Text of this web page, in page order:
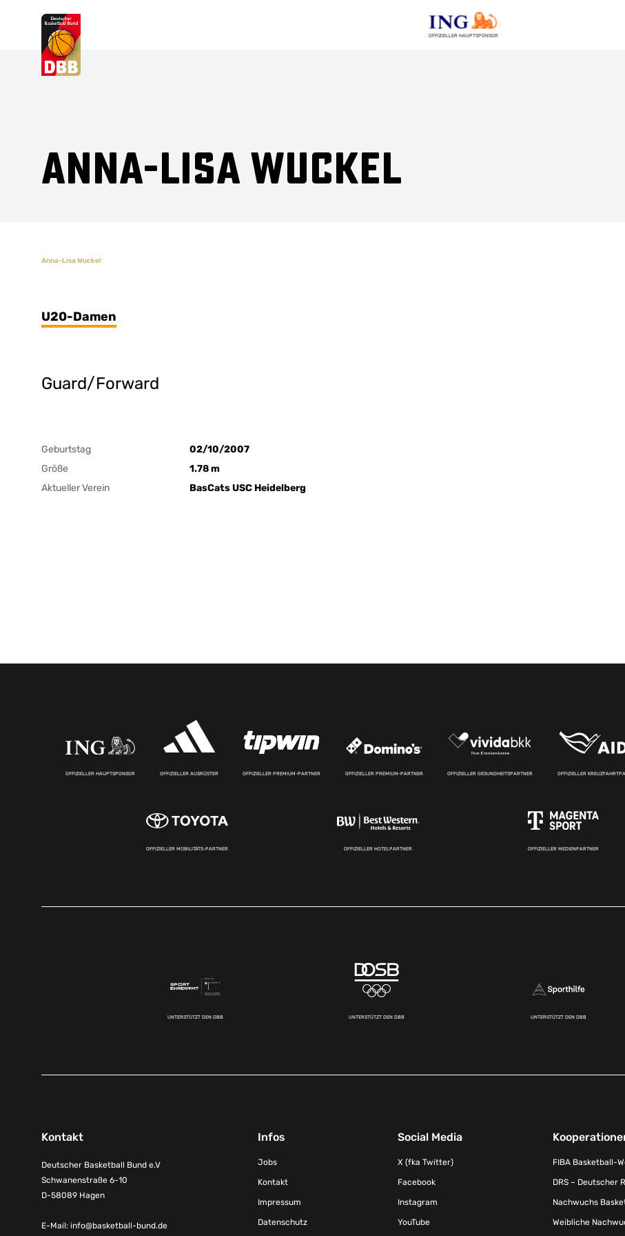
OFFIZIELLER HAUPTSPONSOR
Suchvorschläge
Anna-Lisa Wuckel
Anna-Lisa Wuckel
U20-Damen
Guard/Forward
Geburtstag
02/10/2007
Größe
1.78 m
Aktueller Verein
BasCats USC Heidelberg
OFFIZIELLER HAUPTSPONSOR OFFIZIELLER AUSRÜSTER OFFIZIELLER PREMIUM-PARTNER OFFIZIELLER PREMIUM-PARTNER OFFIZIELLER GESUNDHEITSPARTNER OFFIZIELLER
OFFIZIELLER MOBILITÄTS-PARTNER OFFIZIELLER HOTELPARTNER OFFIZIELLER MEDIENPARTNER
UNTERSTÜTZT DEN DBB UNTERSTÜTZT DEN DBB UNTERSTÜTZT DEN DBB
Kontakt
Deutscher Basketball Bund e.V
Schwanenstraße 6-10
D-58089 Hagen
E-Mail: info@basketball-bund.de
Infos
Jobs
Kontakt
Impressum
Datenschutz
Social Media
X (fka Twitter)
Facebook
Instagram
YouTube
FIBA Basketball-
DRS – Deutscher
Nachwuchs
Weibliche